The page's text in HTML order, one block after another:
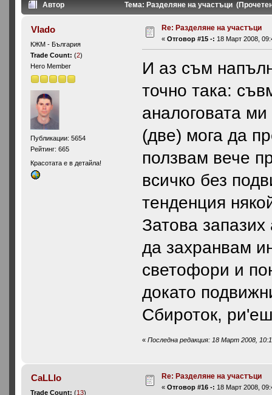
Автор Тема: Разделяне на участъци
Vlado
КЖМ - България
Trade Count:(2)
Hero Member
Публикации: 5654
Рейтинг: 665
Красотата е в детайла!
Re: Разделяне на участъци
«Отговор #15 -: 18 Март 2008,
И аз съм
точно така:
аналоговата
(две) мога да
ползвам вече
всичко без
тенденция
Затова
да захранвам
светофори и
докато
Сбироток,
«Последна редакция: 18 Март 2008,
CaLLlo
Trade Count:(13)
Re: Разделяне на участъци
«Отговор #16 -: 18 Март 2008,